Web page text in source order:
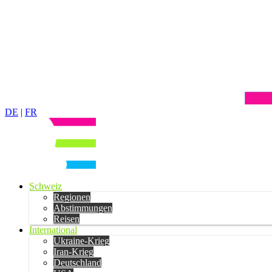
DE | FR
Schweiz
Regionen
Abstimmungen
Reisen
International
Ukraine-Krieg
Iran-Krieg
Deutschland